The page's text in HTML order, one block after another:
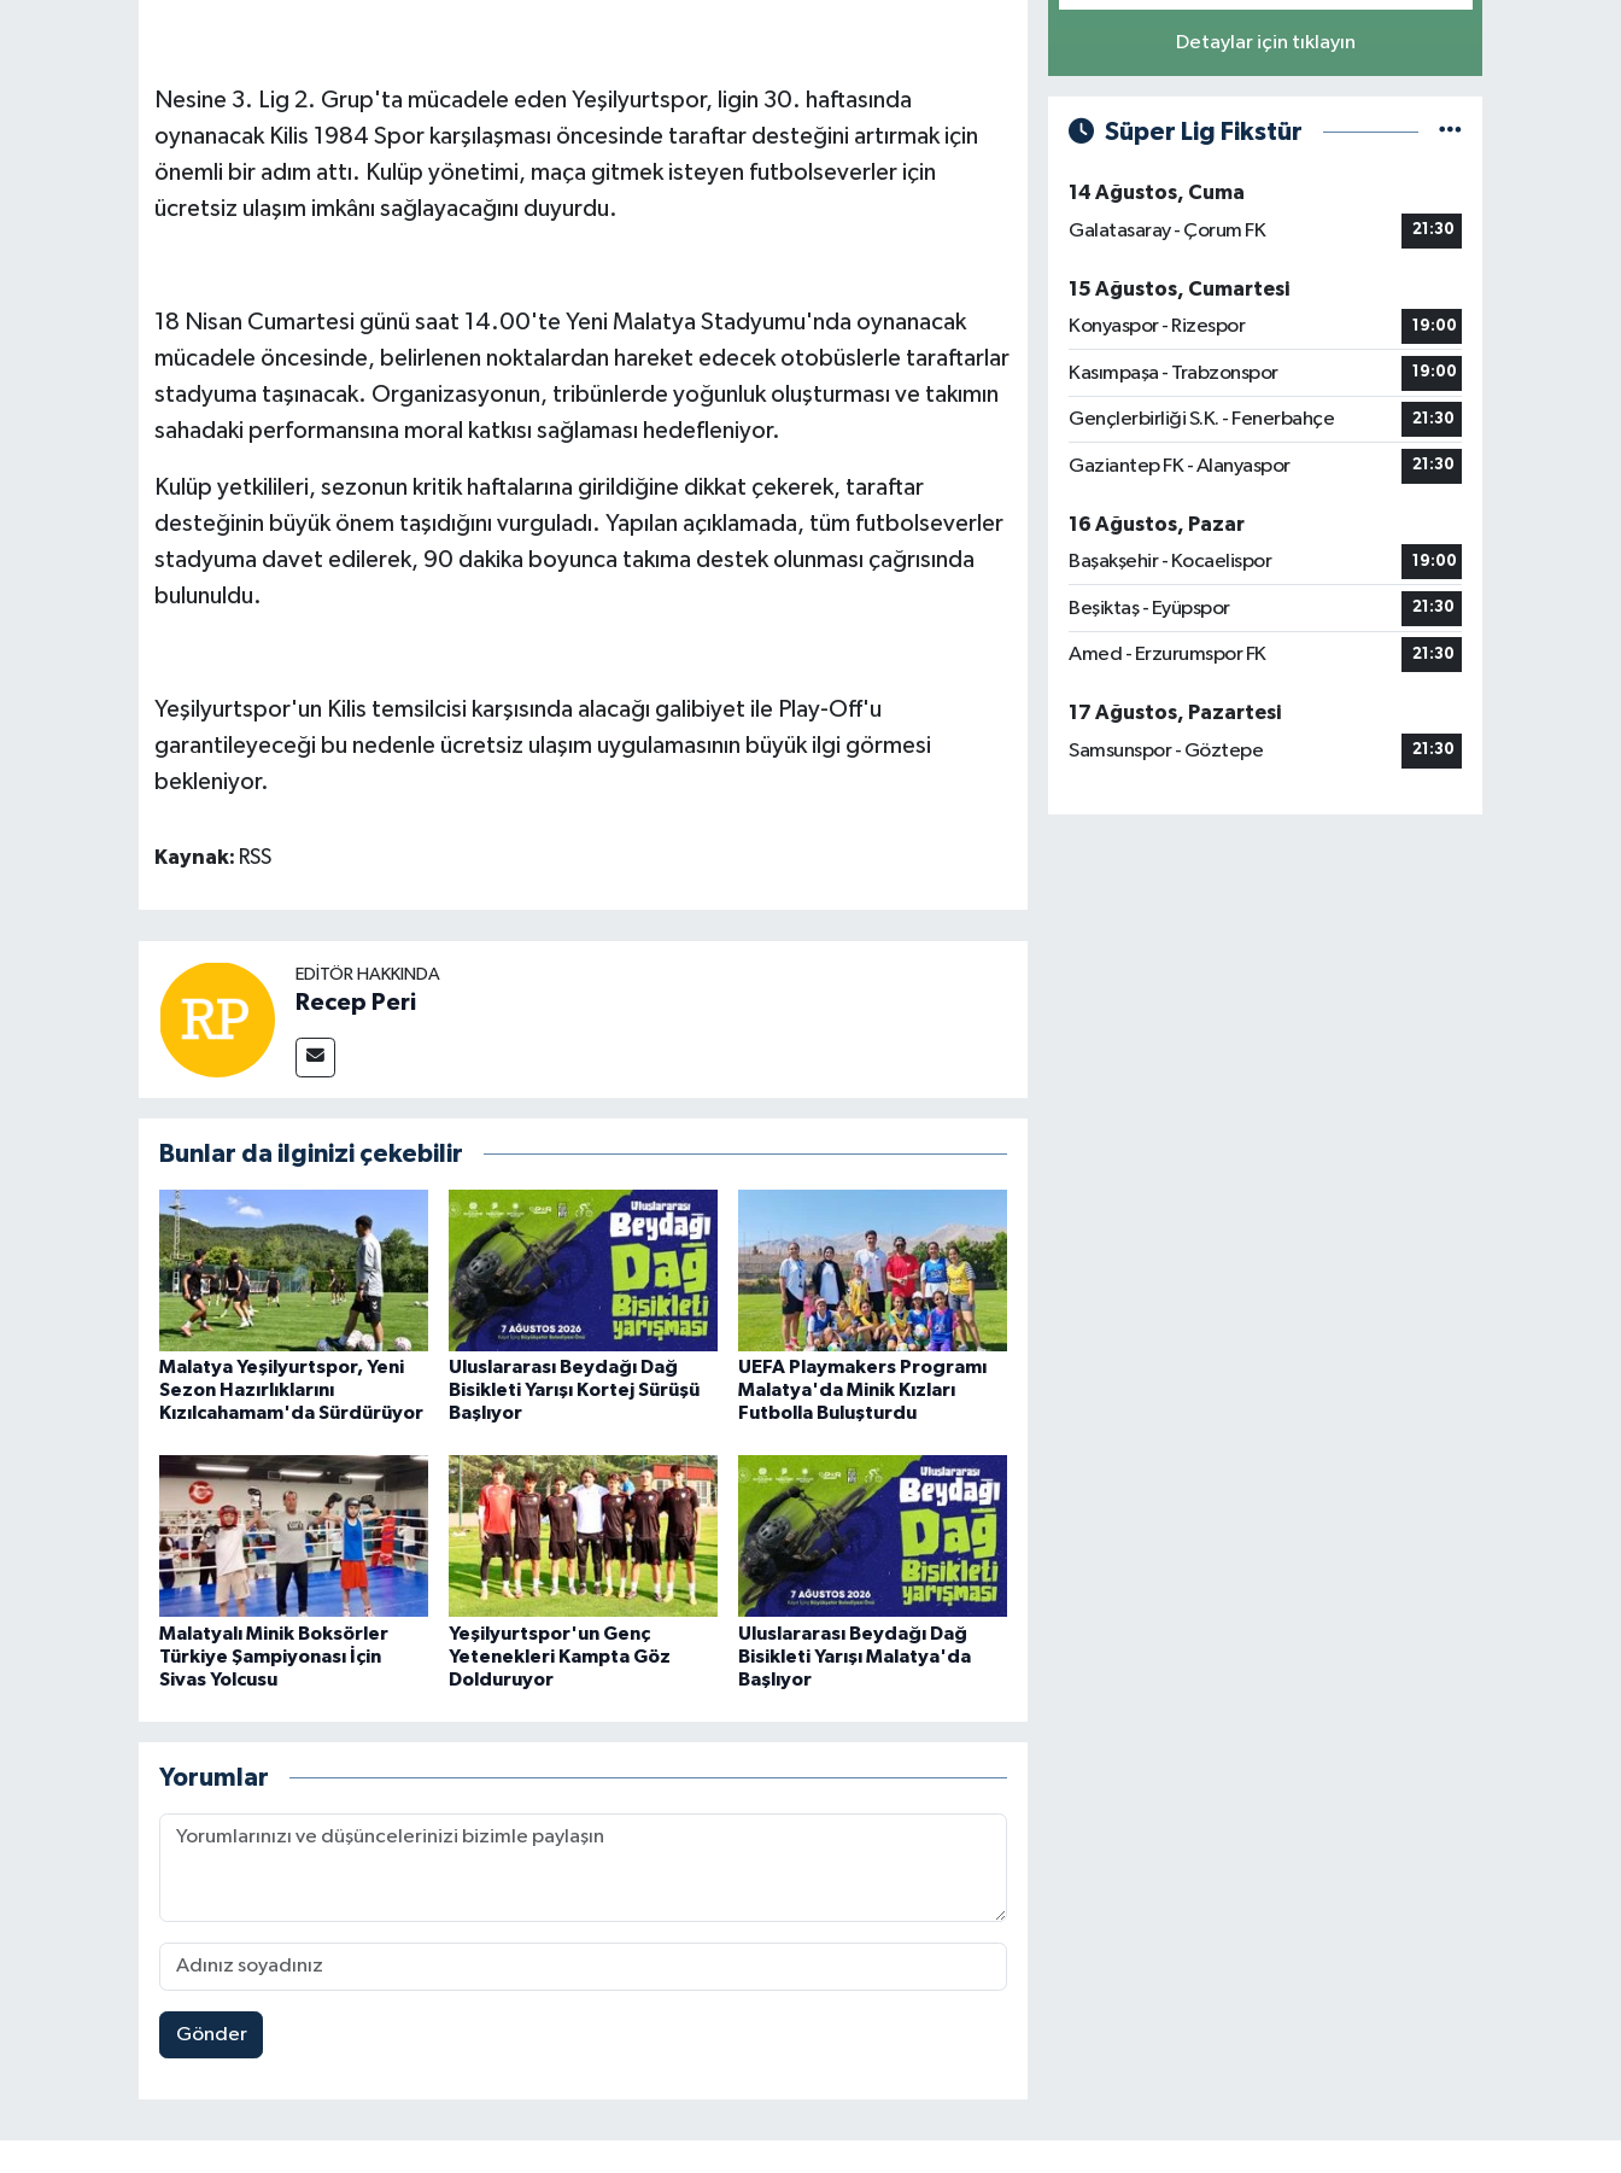
Nesine 3. Lig 2. Grup'ta mücadele eden Yeşilyurtspor, ligin 30. haftasında
oynanacak Kilis 1984 Spor karşılaşması öncesinde taraftar desteğini artırmak için
önemli bir adım attı. Kulüp yönetimi, maça gitmek isteyen futbolseverler için
ücretsiz ulaşım imkânı sağlayacağını duyurdu.
18 Nisan Cumartesi günü saat 14.00'te Yeni Malatya Stadyumu'nda oynanacak
mücadele öncesinde, belirlenen noktalardan hareket edecek otobüslerle taraftarlar
stadyuma taşınacak. Organizasyonun, tribünlerde yoğunluk oluşturması ve takımın
sahadaki performansına moral katkısı sağlaması hedefleniyor.
Kulüp yetkilileri, sezonun kritik haftalarına girildiğine dikkat çekerek, taraftar
desteğinin büyük önem taşıdığını vurguladı. Yapılan açıklamada, tüm futbolseverler
stadyuma davet edilerek, 90 dakika boyunca takıma destek olunması çağrısında
bulunuldu.
Yeşilyurtspor'un Kilis temsilcisi karşısında alacağı galibiyet ile Play-Off'u
garantileyeceği bu nedenle ücretsiz ulaşım uygulamasının büyük ilgi görmesi
bekleniyor.
Kaynak: RSS
EDITÖR HAKKINDA
Recep Peri
Bunlar da ilginizi çekebilir
Malatya Yeşilyurtspor, Yeni
Sezon Hazırlıklarını
Kızılcahamam'da Sürdürüyor
Uluslararası Beydağı Dağ
Bisikleti Yarışı Kortej Sürüşü
Başlıyor
UEFA Playmakers Programı
Malatya'da Minik Kızları
Futbolla Buluşturdu
Malatyalı Minik Boksörler
Türkiye Şampiyonası İçin
Sivas Yolcusu
Yeşilyurtspor'un Genç
Yetenekleri Kampta Göz
Dolduruyor
Uluslararası Beydağı Dağ
Bisikleti Yarışı Malatya'da
Başlıyor
Yorumlar
Gönder
Detaylar için tıklayın
Süper Lig Fikstür
14 Ağustos, Cuma
Galatasaray - Çorum FK
21:30
15 Ağustos, Cumartesi
Konyaspor - Rizespor
19:00
Kasımpaşa - Trabzonspor 19:00
Gençlerbirliği S.K. - Fenerbahçe 21:30
Gaziantep FK - Alanyaspor 21:30
16 Ağustos, Pazar
Başakşehir - Kocaelispor
19:00
Beşiktaş - Eyüpspor 21:30
Amed - Erzurumspor FK 21:30
17 Ağustos, Pazartesi
Samsunspor - Göztepe
21:30